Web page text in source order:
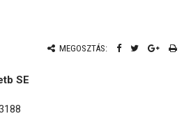
MEGOSZTÁS:
SE